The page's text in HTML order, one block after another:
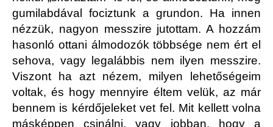
gumilabdával fociztunk a grundon. Ha innen
nézzük, nagyon messzire jutottam. A hozzám
hasonló ottani álmodozók többsége nem ért el
sehova, vagy legalábbis nem ilyen messzire.
Viszont ha azt nézem, milyen lehetőségeim
voltak, és hogy mennyire éltem velük, az már
bennem is kérdőjeleket vet fel. Mit kellett volna
másképpen csinálni, vagy jobban, hogy a